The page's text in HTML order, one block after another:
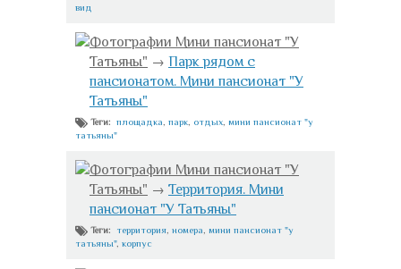
вид
Фотографии Мини пансионат "У
Татьяны" → Парк рядом с
пансионатом. Мини пансионат "У
Татьяны"
Теги: площадка парк отдых мини пансионат "у
татьяны"
Фотографии Мини пансионат "У
Татьяны" → Территория. Мини
пансионат "У Татьяны"
Теги: территория номера
мини пансионат "у
татьяны", корпус